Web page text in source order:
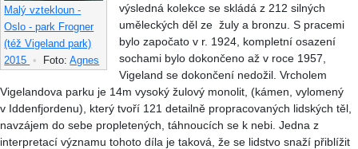
Malý vztekloun -
Oslo - park Frogner
(též Vigeland park)
2015 • Foto:Agnes
výsledná kolekce se skládá z 212 silných
uměleckých děl ze žuly a bronzu. S pracemi
bylo započato v r. 1924, kompletní osazení
sochami bylo dokončeno až v roce 1957,
Vigeland se dokončení nedožil. Vrcholem
Vigelandova parku je 14m vysoký žulový monolit, (kámen, vylomený
v Iddenfjordenu), který tvoří 121 detailně propracovaných lidských těl,
navzájem do sebe propletených, táhnoucích se k nebi. Jedna z
interpretací významu tohoto díla je taková, že se lidstvo snaží přiblížit